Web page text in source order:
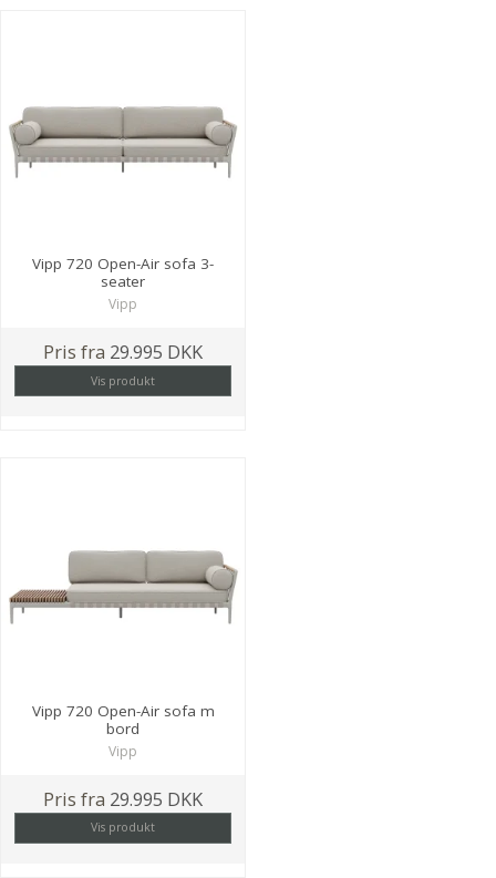
Vipp 720 Open-Air sofa 3-
seater
Vipp
Pris fra 29.995 DKK
Vis produkt
Vipp 720 Open-Air sofa m
bord
Vipp
Pris fra 29.995 DKK
Vis produkt